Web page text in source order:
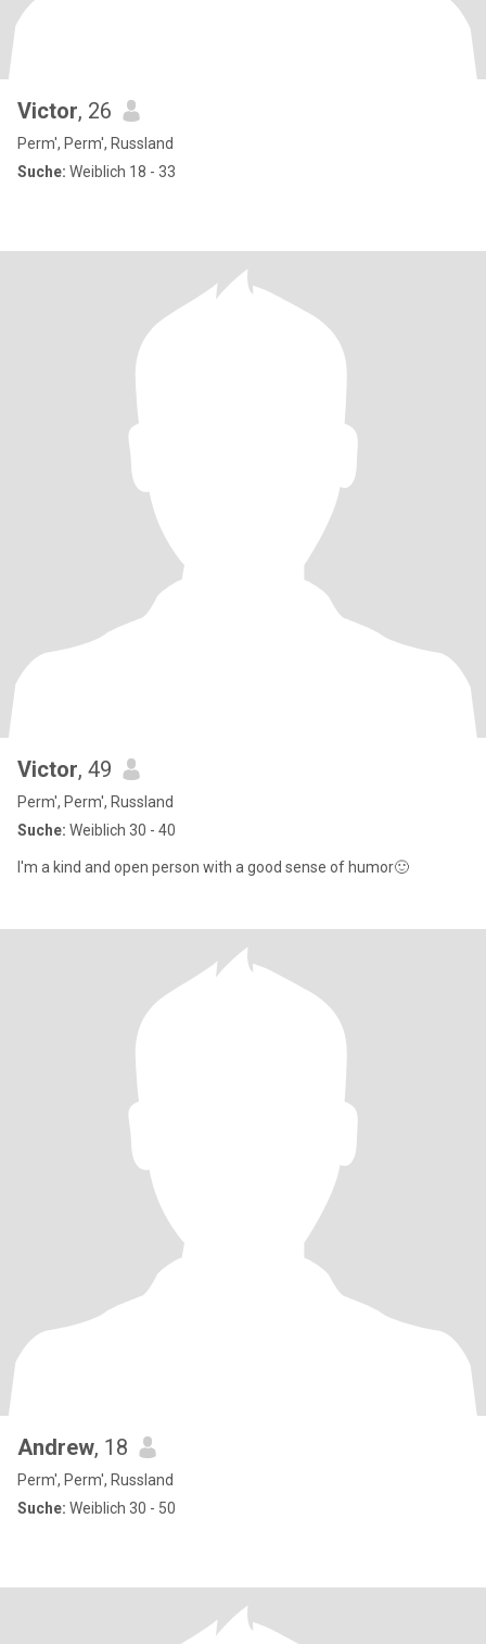
Victor, 26
Perm', Perm', Russland
Suche: Weiblich 18 - 33
Victor, 49
Perm', Perm', Russland
Suche: Weiblich 30 - 40
I'm a kind and open person with a good sense of humor🙂
Andrew, 18
Perm', Perm', Russland
Suche: Weiblich 30 - 50